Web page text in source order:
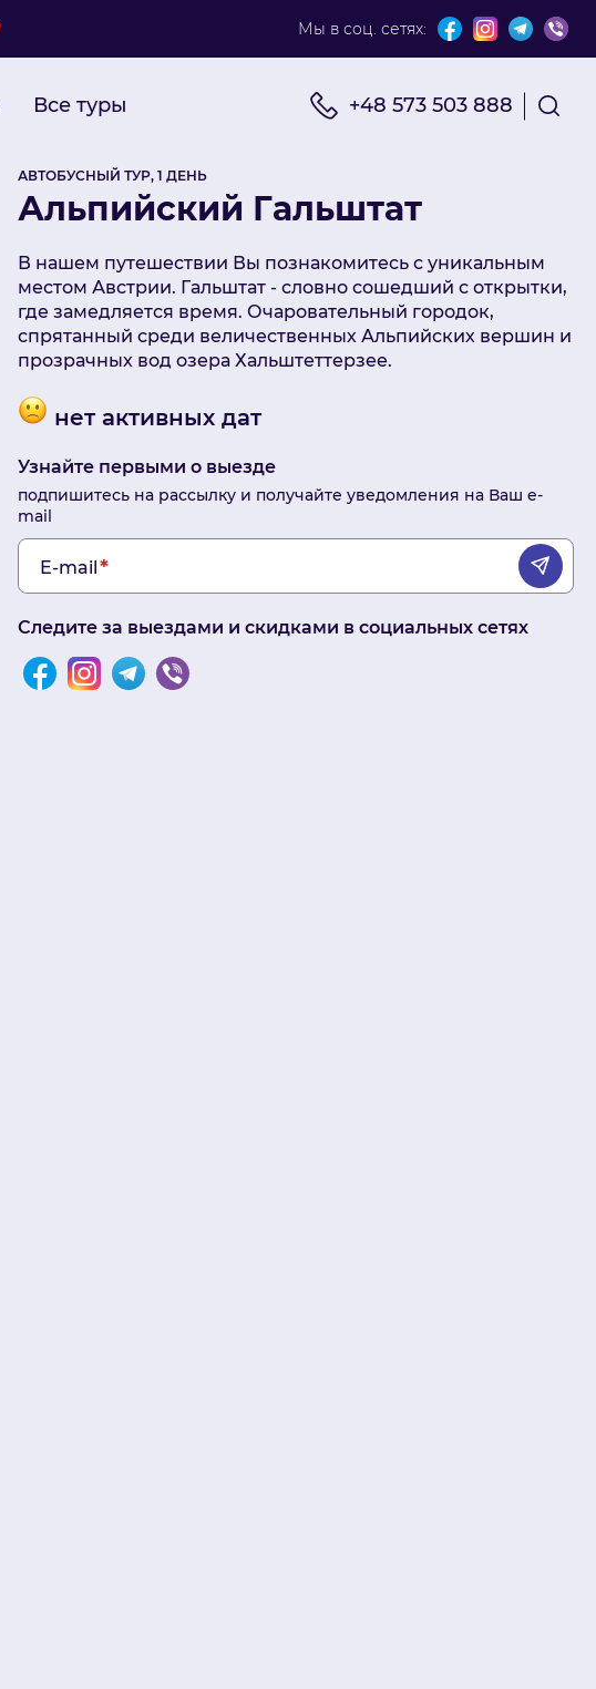
Мы в соц. сетях:
Все туры +48 573 503 888
АВТОБУСНЫЙ ТУР, 1 ДЕНЬ
Альпийский Гальштат
В нашем путешествии Вы познакомитесь с уникальным
местом Австрии. Гальштат - словно сошедший с открытки,
где замедляется время. Очаровательный городок,
спрятанный среди величественных Альпийских вершин и
прозрачных вод озера Хальштеттерзее.
нет активных дат
Узнайте первыми о выезде
подпишитесь на рассылку и получайте уведомления на Ваш e-
mail
E-mail
Следите за выездами и скидками в социальных сетях